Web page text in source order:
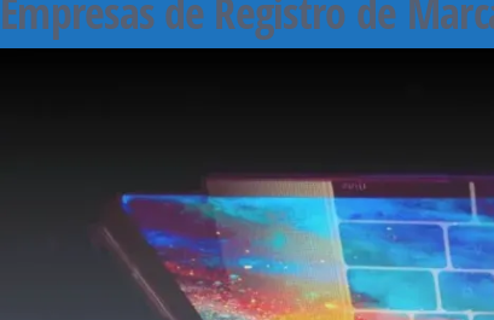
Empresas de Registro de